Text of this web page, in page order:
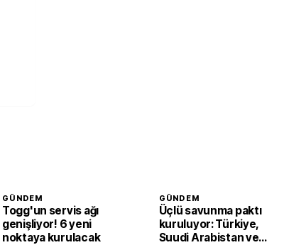
GÜNDEM
Togg'un servis ağı
genişliyor! 6 yeni
noktaya kurulacak
GÜNDEM
Üçlü savunma paktı
kuruluyor: Türkiye,
Suudi Arabistan ve